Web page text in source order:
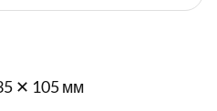
✕ 105 мм